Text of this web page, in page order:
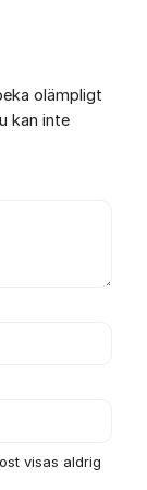
olämpligt
kan inte
visas aldrig